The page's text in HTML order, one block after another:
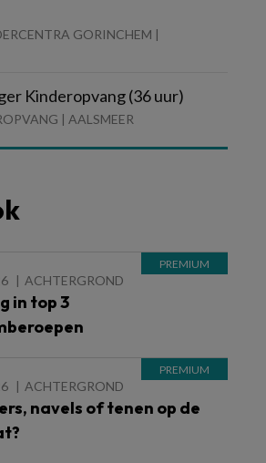
GORINCHEM |
Kinderopvang (36 uur)
| AALSMEER
ACHTERGROND
in top 3
ACHTERGROND
navels of tenen op de